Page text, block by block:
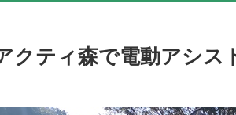
クティ森で電動アシス